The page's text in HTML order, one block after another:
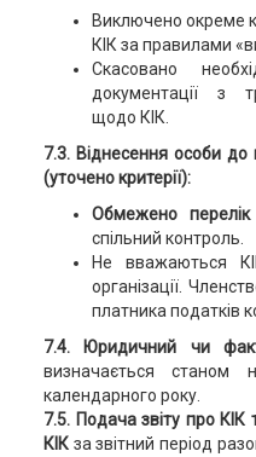
Виключено окреме
КІК за правилами
Скасовано
документації з
щодо КІК.
7.3. Віднесення особи до
(уточено критерії):
Обмежено перелік
спільний контроль.
Не вважаються
організації.
платника податків
7.4. Юридичний чи
визначається станом
календарного року.
7.5. Подача звіту про КІК
КІКза звітний період